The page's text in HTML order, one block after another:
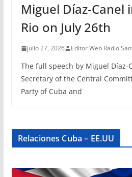
Miguel Díaz-Canel
Rio on July 26th
julio 27, 2026 Editor Web Radio
The full speech by Miguel Díaz-
Secretary of the Central
Party of Cuba and
Relaciones Cuba – EE.UU